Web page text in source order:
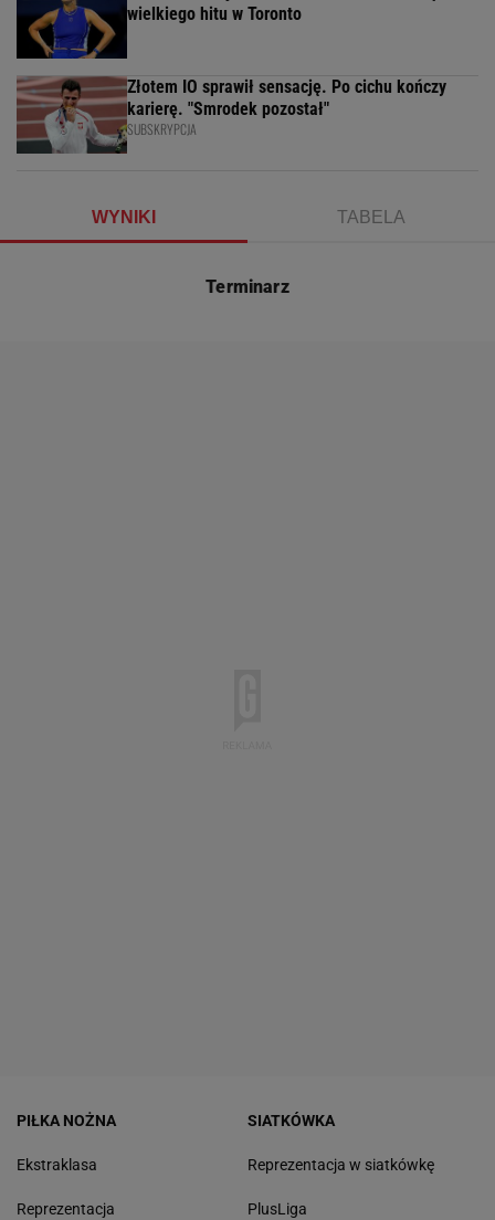
wielkiego hitu w Toronto
Złotem IO sprawił sensację. Po cichu kończy
karierę. "Smrodek pozostał"
SUBSKRYPCJA
WYNIKI TABELA
Terminarz
PIŁKA NOŻNA
Ekstraklasa
Reprezentacja
SIATKÓWKA
Reprezentacja w siatkówkę
PlusLiga